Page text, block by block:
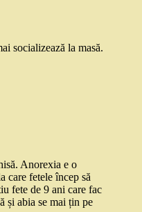
socializează la masă.
Anorexia e o
care fetele încep să
fete de 9 ani care fac
și abia se mai țin pe